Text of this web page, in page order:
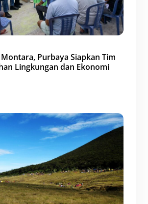
Purbaya Siapkan Tim
Lingkungan dan Ekonomi